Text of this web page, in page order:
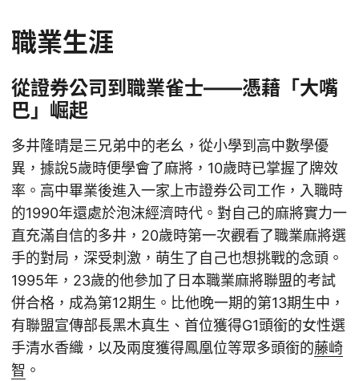
職業生涯
從證券公司到職業雀士——憑藉「大嘴
巴」崛起
多井隆晴是三兄弟中的老幺，從小學到高中數學優
異，據說5歲時便學會了麻將，10歲時已掌握了牌效
率。高中畢業後進入一家上市證券公司工作，入職時
的1990年還處於泡沫經濟時代。對自己的麻將實力一
直充滿自信的多井，20歲時第一次觀看了職業麻將選
手的對局，深受刺激，萌生了自己也想挑戰的念頭。
1995年，23歲的他參加了日本職業麻將聯盟的考試
併合格，成為第12期生。比他晚一期的第13期生中，
有聯盟宣傳部長黑木真生、首位獲得G1頭銜的女性選
手清水香織，以及兩度獲得鳳凰位等眾多頭銜的藤崎
智 。